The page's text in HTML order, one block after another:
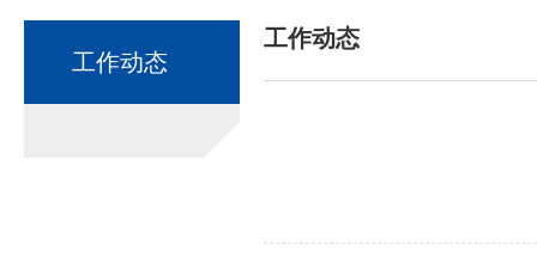
工作动态
工作动态